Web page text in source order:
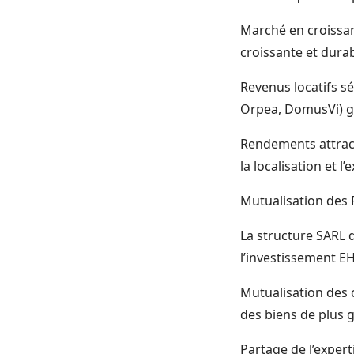
Marché en
croissante et
Revenus locatifs
Orpea, DomusVi)
Rendements
la localisation et
Mutualisation des
La structure
l’investissement
Mutualisation des
des biens de plus
Partage de